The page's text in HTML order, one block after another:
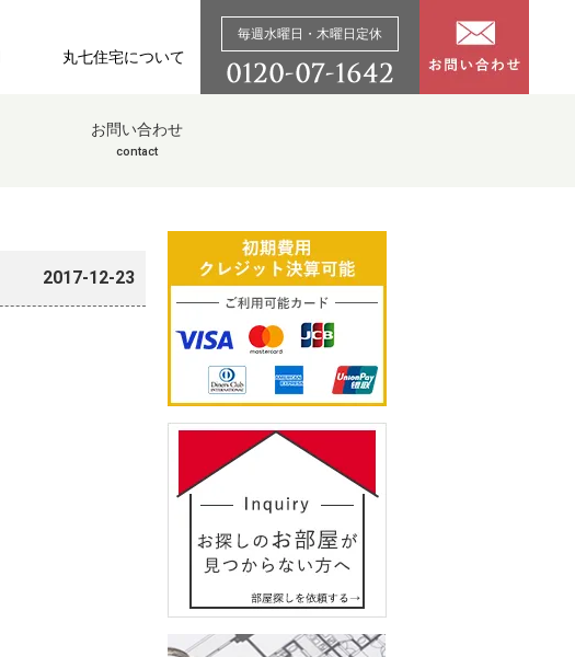
丸七住宅について
毎週水曜日・木曜日定休
お問い合わせ
contact
2017-12-23